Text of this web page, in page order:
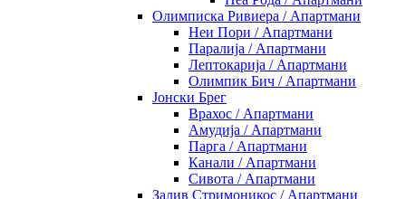
Олимписка Ривиера / Апартмани
Неи Пори / Апартмани
Паралија / Апартмани
Лептокарија / Апартмани
Олимпик Бич / Апартмани
Јонски Брег
Врахос / Апартмани
Амудија / Апартмани
Парга / Апартмани
Канали / Апартмани
Сивота / Апартмани
Залив Стримоникос / Апартмани